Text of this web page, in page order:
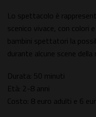
Lo spettacolo è
scenico vivace, con colori
bambini spettatori la
durante alcune scene
Durata: 50 minuti
Età: 2-8 anni
Costo: 8 euro adulti e 6